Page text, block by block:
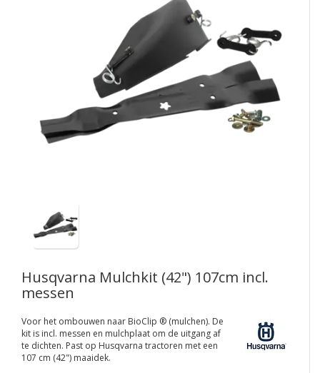
Husqvarna Mulchkit (42") 107cm incl.
messen
Voor het ombouwen naar BioClip ® (mulchen). De
kit is incl. messen en mulchplaat om de uitgang af
te dichten. Past op Husqvarna tractoren met een
107 cm (42") maaidek.